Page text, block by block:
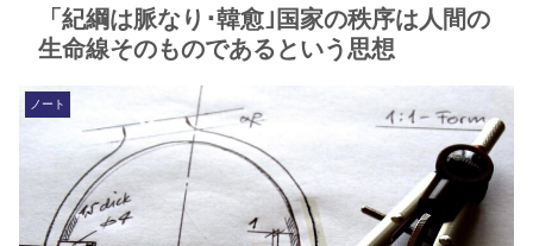
「紀綱は脈なり･韓愈｣国家の秩序は人間の
生命線そのものであるという思想
ノート